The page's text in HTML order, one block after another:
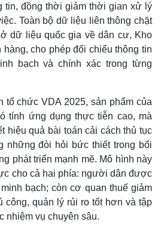
tin, đồng thời giảm thời gian xử lý
Toàn bộ dữ liệu liên thông chặt
dữ liệu quốc gia về dân cư, Kho
cho phép đối chiếu thông tin
bạch và chính xác trong từng
tổ chức VDA 2025, sản phẩm của
tính ứng dụng thực tiễn cao, mà
hiệu quả bài toán cải cách thủ tục
những đòi hỏi bức thiết trong bối
phát triển mạnh mẽ. Mô hình này
cho cả hai phía: người dân được
bạch; còn cơ quan thuế giảm
công, quản lý rủi ro tốt hơn và tập
nhiệm vụ chuyên sâu.